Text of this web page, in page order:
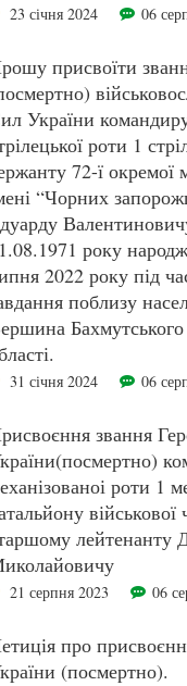
23 січня 2024 06
присвоїти
України
роти 1
72-ї окремої
“Чорних
року
2022 року під
поблизу
31 січня 2024 06
звання
роти 1
лейтенанту
21 серпня 2023 06
про
(посмертно).